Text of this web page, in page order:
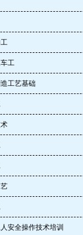
工
工艺基础
安全操作技术培训